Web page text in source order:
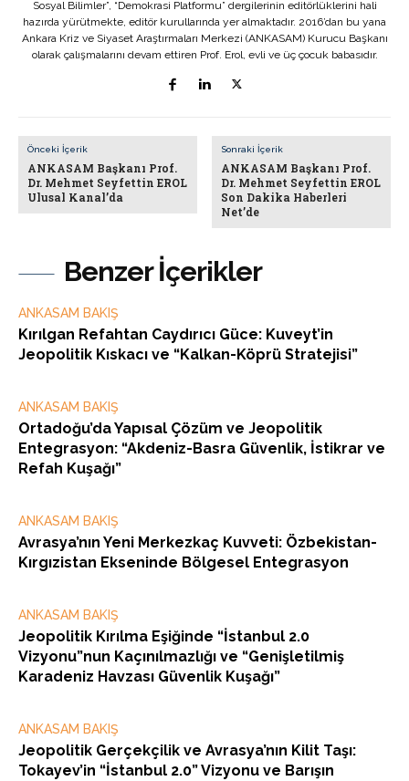
Benzer İçerikler
ANKASAM BAKIŞ
Kırılgan Refahtan Caydırıcı Güce: Kuveyt’in
Jeopolitik Kıskacı ve “Kalkan-Köprü Stratejisi”
ANKASAM BAKIŞ
Ortadoğu’da Yapısal Çözüm ve Jeopolitik
Entegrasyon: “Akdeniz-Basra Güvenlik, İstikrar ve
Refah Kuşağı”
ANKASAM BAKIŞ
Avrasya’nın Yeni Merkezkaç Kuvveti: Özbekistan-
Kırgızistan Ekseninde Bölgesel Entegrasyon
ANKASAM BAKIŞ
Jeopolitik Kırılma Eşiğinde “İstanbul 2.0
Vizyonu”nun Kaçınılmazlığı ve “Genişletilmiş
Karadeniz Havzası Güvenlik Kuşağı”
ANKASAM BAKIŞ
Jeopolitik Gerçekçilik ve Avrasya’nın Kilit Taşı:
Tokayev’in “İstanbul 2.0” Vizyonu ve Barışın
Sosyal Bilimler”, “Demokrasi Platformu” dergilerinin editörlüklerini hali
hazırda yürütmekte, editör kurullarında yer almaktadır. 2016’dan bu yana
Ankara Kriz ve Siyaset Araştırmaları Merkezi (ANKASAM) Kurucu Başkanı
olarak çalışmalarını devam ettiren Prof. Erol, evli ve üç çocuk babasıdır.
Önceki İçerik
ANKASAM Başkanı Prof.
Dr. Mehmet Seyfettin EROL
Ulusal Kanal’da
Sonraki İçerik
ANKASAM Başkanı Prof.
Dr. Mehmet Seyfettin EROL
Son Dakika Haberleri
Net’de